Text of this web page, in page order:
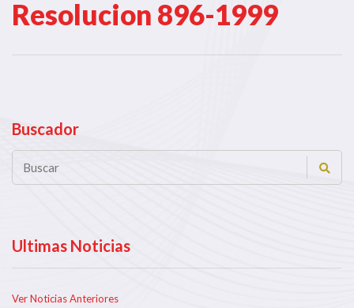
Resolucion 896-1999
Buscador
Ultimas Noticias
Ver Noticias Anteriores